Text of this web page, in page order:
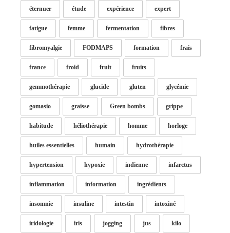
éternuer étude expérience expert
fatigue femme fermentation fibres
fibromyalgie FODMAPS formation frais
france froid fruit fruits
gemmothérapie glucide gluten glycémie
gomasio graisse Green bombs grippe
habitude héliothérapie homme horloge
huiles essentielles humain hydrothérapie
hypertension hypoxie indienne infarctus
inflammation information ingrédients
insomnie insuline intestin intoxiné
iridologie iris jogging jus kilo